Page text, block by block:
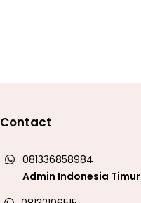
Contact
081336858984
Admin Indonesia Timur